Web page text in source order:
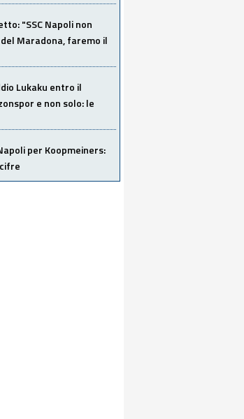
"SSC Napoli non
Maradona, faremo il
Lukaku entro il
e non solo: le
per Koopmeiners: